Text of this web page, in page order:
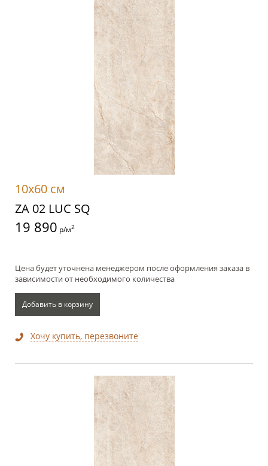
10x60 см
ZA 02 LUC SQ
19 890 р/м2
Цена будет уточнена менеджером после оформления заказа в
зависимости от необходимого количества
Добавить в корзину
Хочу купить, перезвоните